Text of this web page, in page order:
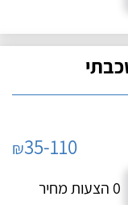
₪35-110
0 הצעות מחיר